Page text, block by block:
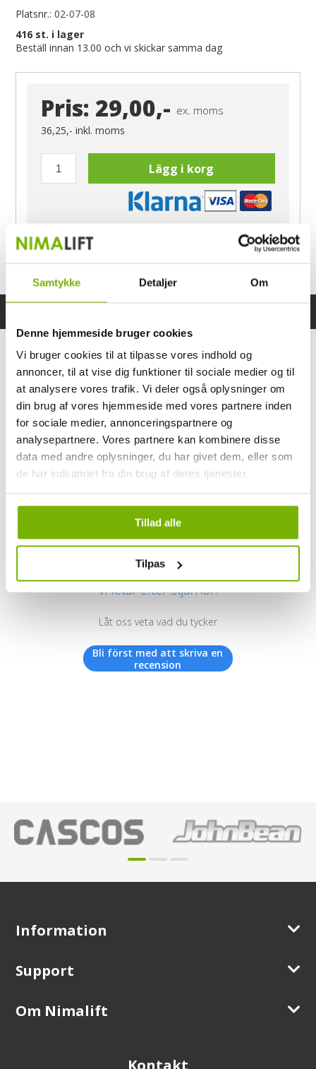
Samtykke Detaljer Om
Denne hjemmeside bruger cookies
Vi bruger cookies til at tilpasse vores indhold og
annoncer, til at vise dig funktioner til sociale medier og til
at analysere vores trafik. Vi deler også oplysninger om
din brug af vores hjemmeside med vores partnere inden
for sociale medier, annonceringspartnere og
analysepartnere. Vores partnere kan kombinere disse
data med andre oplysninger, du har givet dem, eller som
de har indsamlet fra din brug af deres tjenester.
Tillad alle
Tilpas
Platsnr.: 02-07-08
416 st. i lager
Beställ innan 13.00 och vi skickar samma dag
Pris: 29,00,- ex. moms
36,25,-inkl. moms
Lägg i korg
Kundrecensioner
Vi letar efter stjärnor!
Låt oss veta vad du tycker
Bli först med att skriva en
recension
Information
Support
Om Nimalift